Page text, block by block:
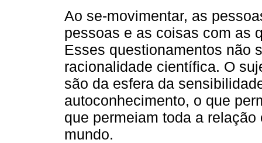
Ao se-movimentar, as
pessoas e as coisas com as
Esses questionamentos não
racionalidade científica. O
são da esfera da
autoconhecimento, o que
que permeiam toda a
mundo.